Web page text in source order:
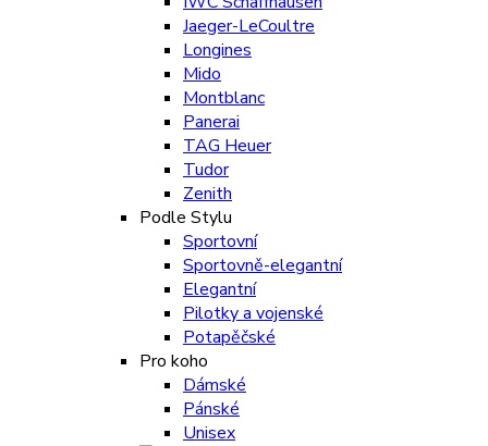
Jaeger-LeCoultre
Longines
Mido
Montblanc
Panerai
TAG Heuer
Tudor
Zenith
Podle Stylu
Sportovní
Sportovně-elegantní
Elegantní
Pilotky a vojenské
Potapěčské
Pro koho
Dámské
Pánské
Unisex